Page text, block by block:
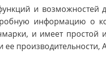
и возможностей
информацию о
и имеет